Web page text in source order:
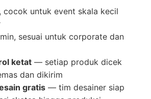
cocok untuk event skala kecil
sesuai untuk corporate dan
ketat — setiap produk dicek
dan dikirim
gratis — tim desainer siap